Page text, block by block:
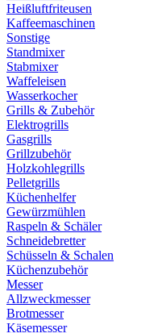
Heißluftfriteusen
Kaffeemaschinen
Sonstige
Standmixer
Stabmixer
Waffeleisen
Wasserkocher
Grills & Zubehör
Elektrogrills
Gasgrills
Grillzubehör
Holzkohlegrills
Pelletgrills
Küchenhelfer
Gewürzmühlen
Raspeln & Schäler
Schneidebretter
Schüsseln & Schalen
Küchenzubehör
Messer
Allzweckmesser
Brotmesser
Käsemesser